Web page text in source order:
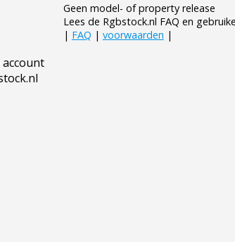
Geen model- of property release
Lees de Rgbstock.nl FAQ en
| FAQ | voorwaarden |